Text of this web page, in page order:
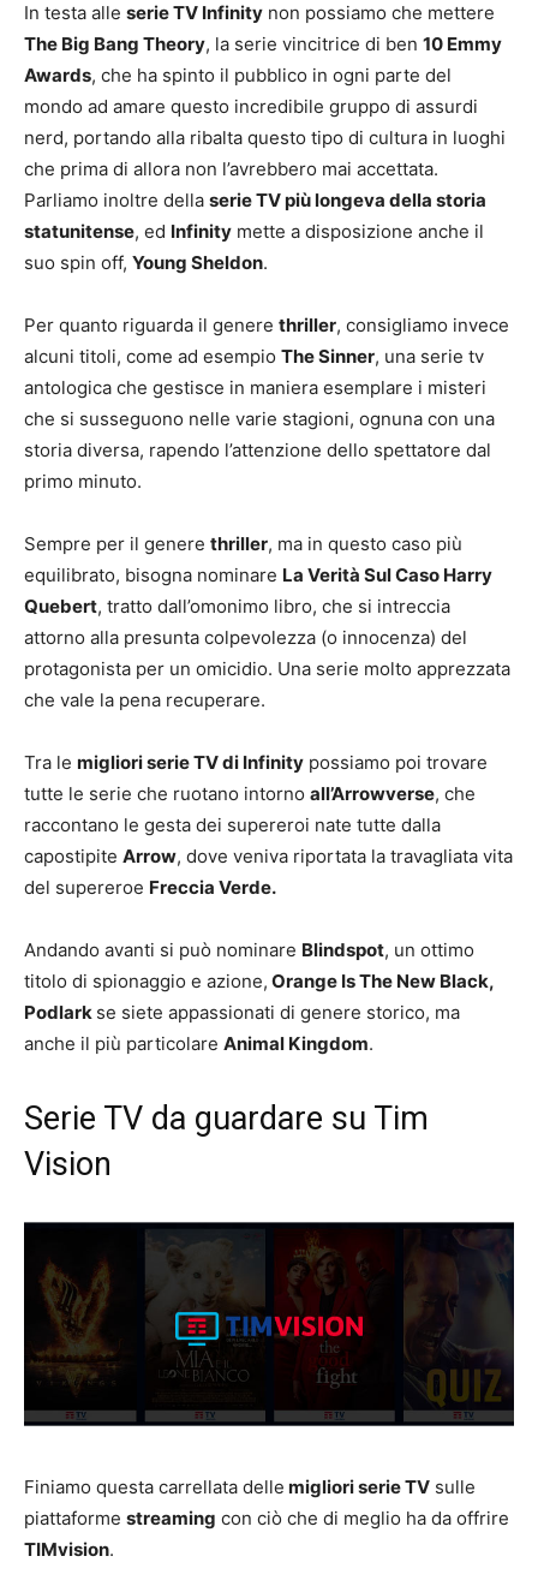
In testa alle serie TV Infinity non possiamo che mettere
The Big Bang Theory, la serie vincitrice di ben 10 Emmy
Awards, che ha spinto il pubblico in ogni parte del
mondo ad amare questo incredibile gruppo di assurdi
nerd, portando alla ribalta questo tipo di cultura in luoghi
che prima di allora non l’avrebbero mai accettata.
Parliamo inoltre della serie TV più longeva della storia
statunitense, ed Infinity mette a disposizione anche il
suo spin off, Young Sheldon.
Per quanto riguarda il genere thriller, consigliamo invece
alcuni titoli, come ad esempio The Sinner, una serie tv
antologica che gestisce in maniera esemplare i misteri
che si susseguono nelle varie stagioni, ognuna con una
storia diversa, rapendo l’attenzione dello spettatore dal
primo minuto.
Sempre per il genere thriller, ma in questo caso più
equilibrato, bisogna nominare La Verità Sul Caso Harry
Quebert, tratto dall’omonimo libro, che si intreccia
attorno alla presunta colpevolezza (o innocenza) del
protagonista per un omicidio. Una serie molto apprezzata
che vale la pena recuperare.
Tra le migliori serie TV di Infinity possiamo poi trovare
tutte le serie che ruotano intorno all’Arrowverse, che
raccontano le gesta dei supereroi nate tutte dalla
capostipite Arrow, dove veniva riportata la travagliata vita
del supereroe Freccia Verde.
Andando avanti si può nominare Blindspot, un ottimo
titolo di spionaggio e azione, Orange Is The New Black,
Podlark se siete appassionati di genere storico, ma
anche il più particolare Animal Kingdom.
Serie TV da guardare su Tim
Vision
Finiamo questa carrellata delle migliori serie TV sulle
piattaforme streaming con ciò che di meglio ha da offrire
TIMvision.